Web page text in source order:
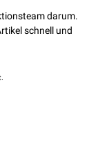
diePlicae semilunares
darum.
schnell und